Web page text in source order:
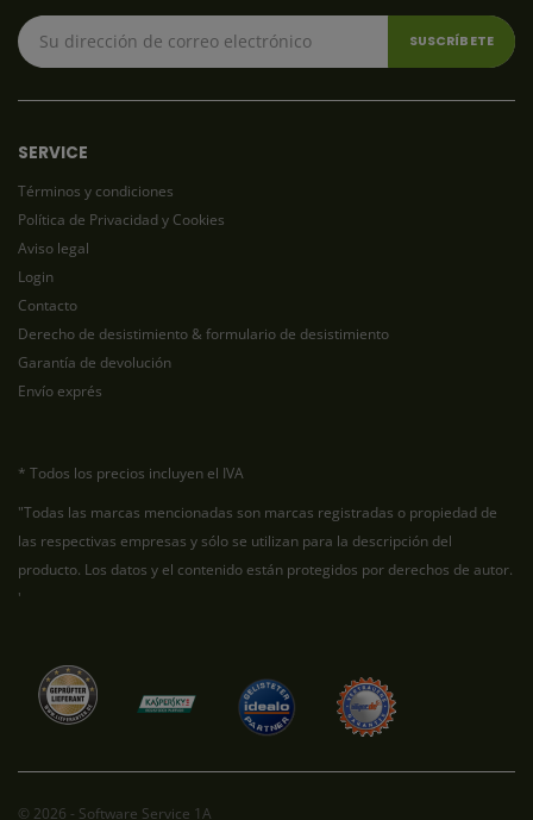
SERVICE
Términos y condiciones
Política de Privacidad y Cookies
Aviso legal
Login
Contacto
Derecho de desistimiento & formulario de desistimiento
Garantía de devolución
Envío exprés
* Todos los precios incluyen el IVA
"Todas las marcas mencionadas son marcas registradas o propiedad de
las respectivas empresas y sólo se utilizan para la descripción del
producto. Los datos y el contenido están protegidos por derechos de autor.
'
© 2026 - Software Service 1A